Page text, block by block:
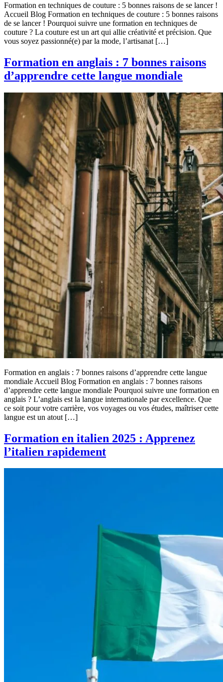
Formation en techniques de couture : 5 bonnes raisons de se lancer !
Accueil Blog Formation en techniques de couture : 5 bonnes raisons
de se lancer ! Pourquoi suivre une formation en techniques de
couture ? La couture est un art qui allie créativité et précision. Que
vous soyez passionné(e) par la mode, l’artisanat […]
Formation en anglais : 7 bonnes raisons
d’apprendre cette langue mondiale
Formation en anglais : 7 bonnes raisons d’apprendre cette langue
mondiale Accueil Blog Formation en anglais : 7 bonnes raisons
d’apprendre cette langue mondiale Pourquoi suivre une formation en
anglais ? L’anglais est la langue internationale par excellence. Que
ce soit pour votre carrière, vos voyages ou vos études, maîtriser cette
langue est un atout […]
Formation en italien 2025 : Apprenez
l’italien rapidement